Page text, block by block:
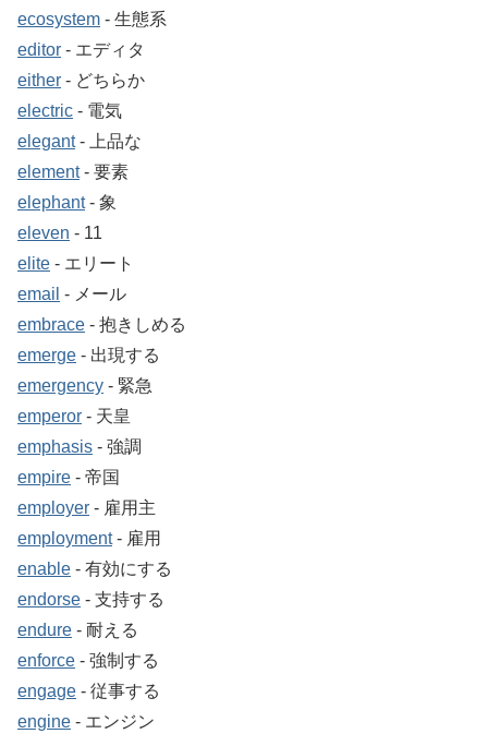
ecosystem ‐ 生態系
editor ‐ エディタ
either ‐ どちらか
electric ‐ 電気
elegant‐ 上品な
element‐ 要素
elephant‐ 象
eleven ‐ 11
elite ‐ エリート
email ‐ メール
embrace ‐ 抱きしめる
emerge ‐ 出現する
emergency ‐ 緊急
emperor ‐ 天皇
emphasis ‐ 強調
empire ‐ 帝国
employer ‐ 雇用主
employment‐ 雇用
enable ‐ 有効にする
endorse ‐ 支持する
endure ‐ 耐える
enforce ‐ 強制する
engage ‐ 従事する
engine ‐ エンジン